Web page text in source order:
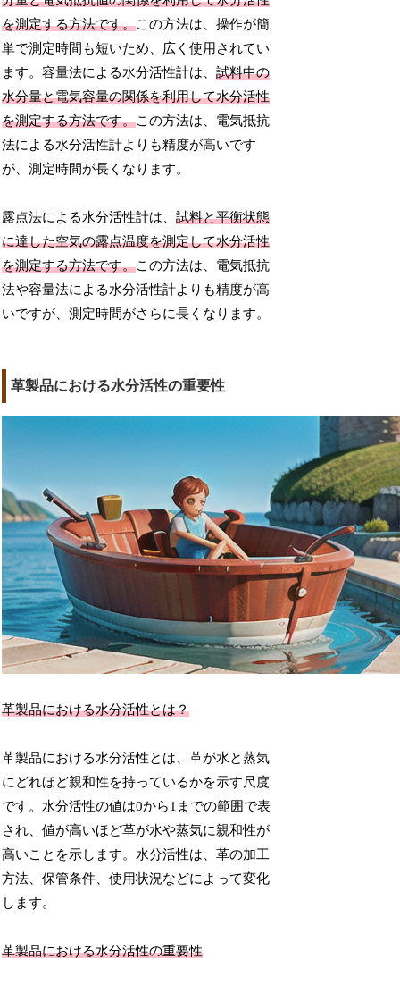
を測定する方法です。この方法は、操作が簡
単で測定時間も短いため、広く使用されてい
ます。容量法による水分活性計は、試料中の
水分量と電気容量の関係を利用して水分活性
を測定する方法です。この方法は、電気抵抗
法による水分活性計よりも精度が高いです
が、測定時間が長くなります。
露点法による水分活性計は、試料と平衡状態
に達した空気の露点温度を測定して水分活性
を測定する方法です。この方法は、電気抵抗
法や容量法による水分活性計よりも精度が高
いですが、測定時間がさらに長くなります。
革製品における水分活性の重要性
革製品における水分活性とは？
革製品における水分活性とは、革が水と蒸気
にどれほど親和性を持っているかを示す尺度
です。水分活性の値は0から1までの範囲で表
され、値が高いほど革が水や蒸気に親和性が
高いことを示します。水分活性は、革の加工
方法、保管条件、使用状況などによって変化
します。
革製品における水分活性の重要性